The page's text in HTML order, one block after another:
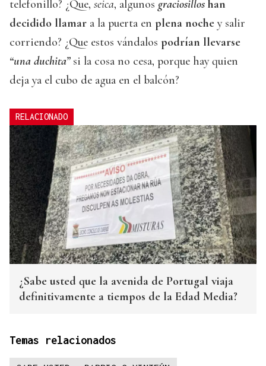
telefonillo? ¿Que, seica, algunos graciosillos han
decidido llamar a la puerta en plena noche y salir
corriendo? ¿Que estos vándalos podrían llevarse
“una duchita”si la cosa no cesa, porque hay quien
deja ya el cubo de agua en el balcón?
RELACIONADO
¿Sabe usted que la avenida de Portugal viaja
definitivamente a tiempos de la Edad Media?
Temas relacionados